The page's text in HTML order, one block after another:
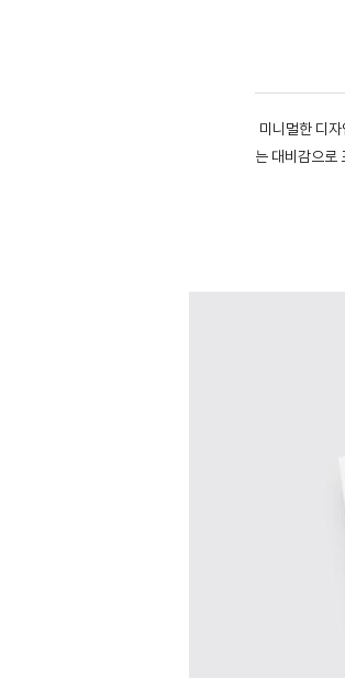
미니멀한 디
는 대비감으로